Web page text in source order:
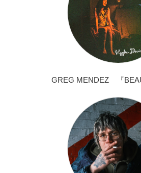
GREG MENDEZ 『